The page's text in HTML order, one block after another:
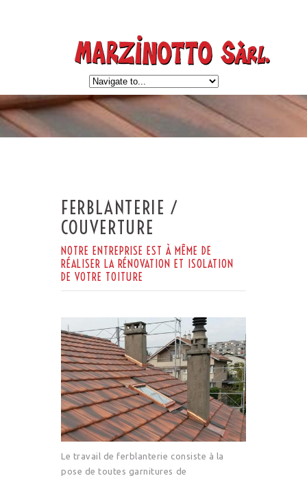
FERBLANTERIE /
COUVERTURE
NOTRE ENTREPRISE EST À MÊME DE
RÉALISER LA RÉNOVATION ET ISOLATION
DE VOTRE TOITURE
Le travail de ferblanterie consiste à la
pose de toutes garnitures de